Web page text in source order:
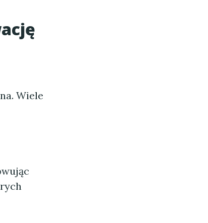
Wiele